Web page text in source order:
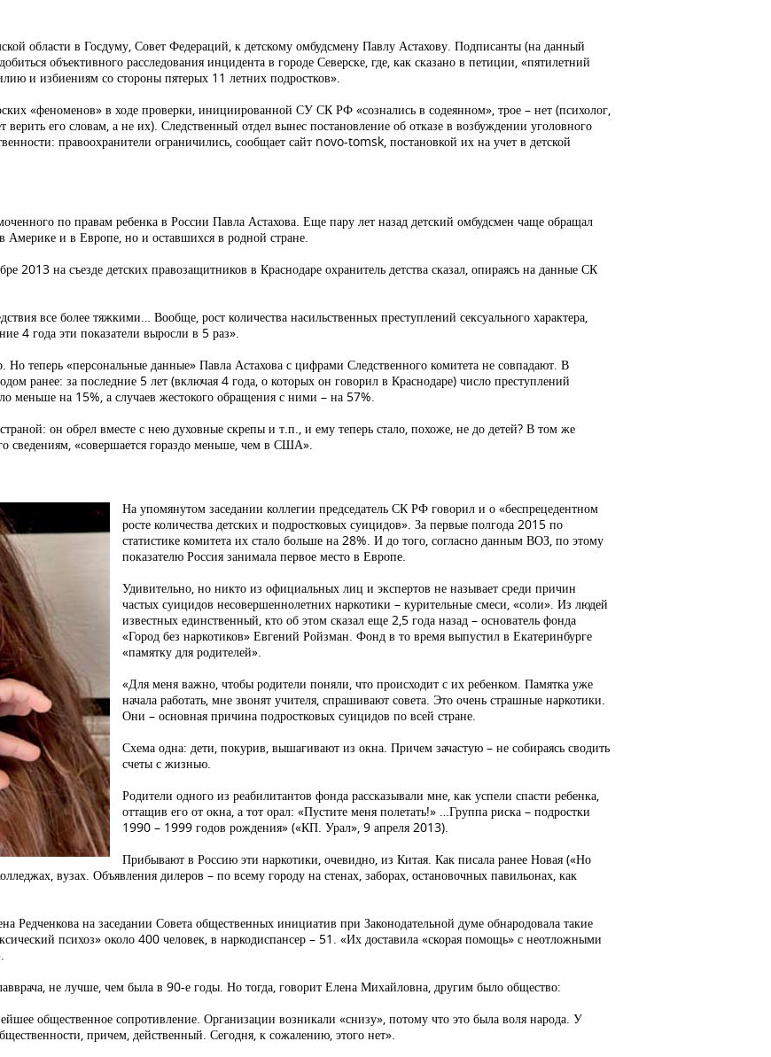
области в Госдуму, Совет Федераций, к детскому омбудсмену Павлу Астахову. Подписанты (на данный
объективного расследования инцидента в городе Северске, где, как сказано в петиции, «пятилетний
и избиениям со стороны пятерых 11 летних подростков».
«феноменов» в ходе проверки, инициированной СУ СК РФ «сознались в содеянном», трое – нет (психолог,
его словам, а не их). Следственный отдел вынес постановление об отказе в возбуждении уголовного
правоохранители ограничились, сообщает сайт novo-tomsk, постановкой их на учет в детской
по правам ребенка в России Павла Астахова. Еще пару лет назад детский омбудсмен чаще обращал
Америке и в Европе, но и оставшихся в родной стране.
2013 на съезде детских правозащитников в Краснодаре охранитель детства сказал, опираясь на данные СК
все более тяжкими… Вообще, рост количества насильственных преступлений сексуального характера,
4 года эти показатели выросли в 5 раз».
теперь «персональные данные» Павла Астахова с цифрами Следственного комитета не совпадают. В
ранее: за последние 5 лет (включая 4 года, о которых он говорил в Краснодаре) число преступлений
меньше на 15%, а случаев жестокого обращения с ними – на 57%.
он обрел вместе с нею духовные скрепы и т.п., и ему теперь стало, похоже, не до детей? В том же
сведениям, «совершается гораздо меньше, чем в США».
На упомянутом заседании коллегии председатель СК РФ говорил и о «беспрецедентном
росте количества детских и подростковых суицидов». За первые полгода 2015 по
статистике комитета их стало больше на 28%. И до того, согласно данным ВОЗ, по этому
показателю Россия занимала первое место в Европе.
Удивительно, но никто из официальных лиц и экспертов не называет среди причин
частых суицидов несовершеннолетних наркотики – курительные смеси, «соли». Из людей
известных единственный, кто об этом сказал еще 2,5 года назад – основатель фонда
«Город без наркотиков» Евгений Ройзман. Фонд в то время выпустил в Екатеринбурге
«памятку для родителей».
«Для меня важно, чтобы родители поняли, что происходит с их ребенком. Памятка уже
начала работать, мне звонят учителя, спрашивают совета. Это очень страшные наркотики.
Они – основная причина подростковых суицидов по всей стране.
Схема одна: дети, покурив, вышагивают из окна. Причем зачастую – не собираясь сводить
счеты с жизнью.
Родители одного из реабилитантов фонда рассказывали мне, как успели спасти ребенка,
оттащив его от окна, а тот орал: «Пустите меня полетать!» …Группа риска – подростки
1990 – 1999 годов рождения» («КП. Урал», 9 апреля 2013).
Прибывают в Россию эти наркотики, очевидно, из Китая. Как писала ранее Новая («Но
вузах. Объявления дилеров – по всему городу на стенах, заборах, остановочных павильонах, как
Редченкова на заседании Совета общественных инициатив при Законодательной думе обнародовала такие
психоз» около 400 человек, в наркодиспансер – 51. «Их доставила «скорая помощь» с неотложными
не лучше, чем была в 90-е годы. Но тогда, говорит Елена Михайловна, другим было общество:
общественное сопротивление. Организации возникали «снизу», потому что это была воля народа. У
причем, действенный. Сегодня, к сожалению, этого нет».